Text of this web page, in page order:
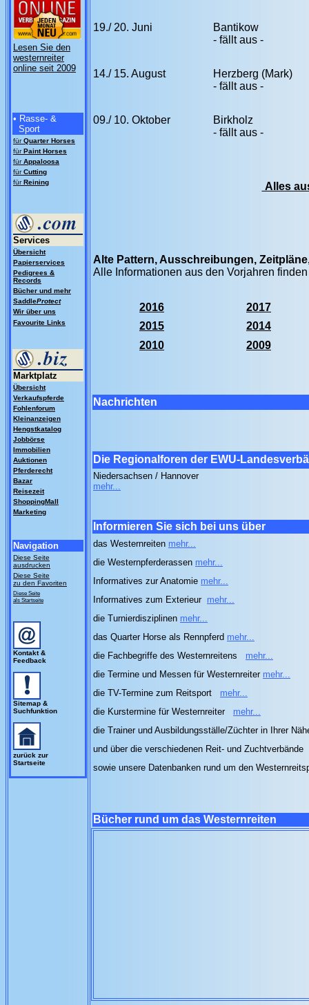
Lesen Sie den
westernreiter
online seit 2009
• Rasse- &
Sport
fürQuarter Horses
fürPaint Horses
fürAppaloosa
fürCutting
fürReining
Services
Übersicht
Papierservices
Pedigrees &
Records
Bücher und mehr
SaddleProtect
Wir über uns
Favourite Links
Marktplatz
Übersicht
Verkaufspferde
Fohlenforum
Kleinanzeigen
Hengstkatalog
Jobbörse
Immobilien
Auktionen
Pferderecht
Bazar
Reisezeit
ShoppingMall
Marketing
Navigation
Diese Seite
ausdrucken
Diese Seite
zu den Favoriten
Diese Seite
als Startseite
Kontakt &
Feedback
Sitemap &
Suchfunktion
zurück zur
Startseite
19./ 20. Juni
Bantikow
- fällt aus -
14./ 15. August
Herzberg (Mark)
- fällt aus -
09./ 10. Oktober
Birkholz
- fällt aus -
Alles
Alte Pattern, Ausschreibungen,
Alle Informationen aus den Vorjahren
2016
2017
2015
2014
2010
2009
Nachrichten
Die Regionalforen der EWU-
Niedersachsen / Hannover
mehr...
Informieren Sie sich bei uns über
das Westernreiten mehr...
die Westernpferderassen mehr...
Informatives zur Anatomie mehr...
Informatives zum Exterieur mehr...
die Turnierdisziplinen mehr...
das Quarter Horse als Rennpferd mehr...
die Fachbegriffe des Westernreitens
mehr...
die Termine und Messen für Westernreiter mehr...
die TV-Termine zum Reitsport
mehr...
die Kurstermine für Westernreiter
mehr...
die Trainer und Ausbildungsställe/Züchter in Ihrer
und über die verschiedenen Reit- und Zuchtverbände
sowie unsere Datenbanken rund um den
Bücher rund um das Westernreiten